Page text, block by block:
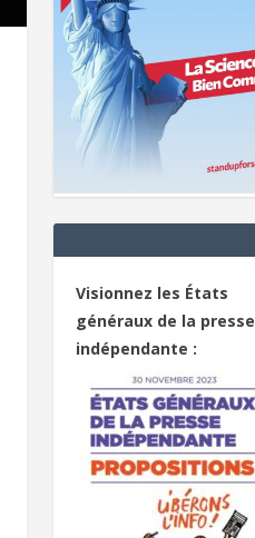
Visionnez les États
généraux de la presse
indépendante :